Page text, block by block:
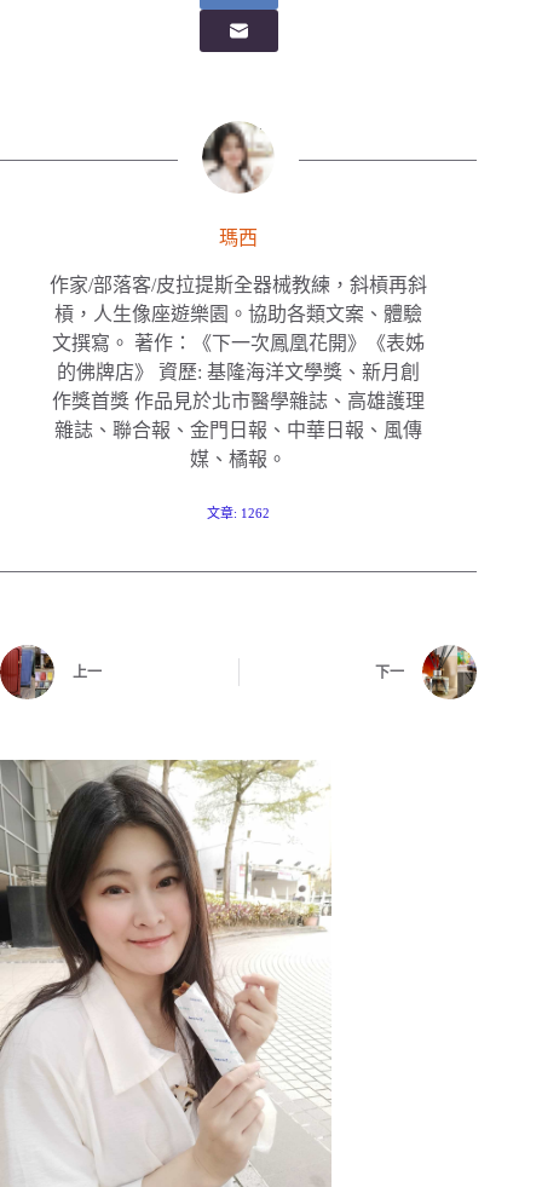
瑪西
作家/部落客/皮拉提斯全器械教練，斜槓再斜
槓，人生像座遊樂園。協助各類文案、體驗
文撰寫。 著作：《下一次鳳凰花開》《表姊
的佛牌店》 資歷: 基隆海洋文學獎、新月創
作獎首獎 作品見於北市醫學雜誌、高雄護理
雜誌、聯合報、金門日報、中華日報、風傳
媒、橘報。
文章: 1262
上一 下一